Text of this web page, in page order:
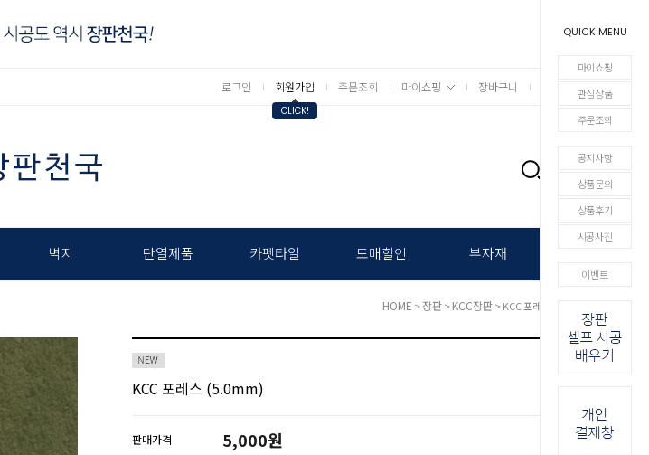
QUICK MENU
마이쇼핑
관심상품
주문조회
공지사항
상품문의
상품후기
시공사진
이벤트
로그인 회원가입
CLICK!
주문조회 마이쇼핑 장바구니
0
벽지 단열제품 카펫타일 도매할인 부자재
HOME >장판>KCC장판> KCC 포레스 (5.0mm)
KCC 포레스 (5.0mm)
판매가격 5,000원